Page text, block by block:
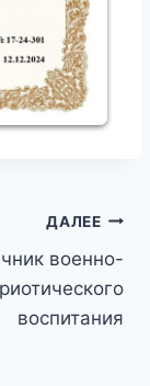
ДАЛЕЕ
военно-
воспитания